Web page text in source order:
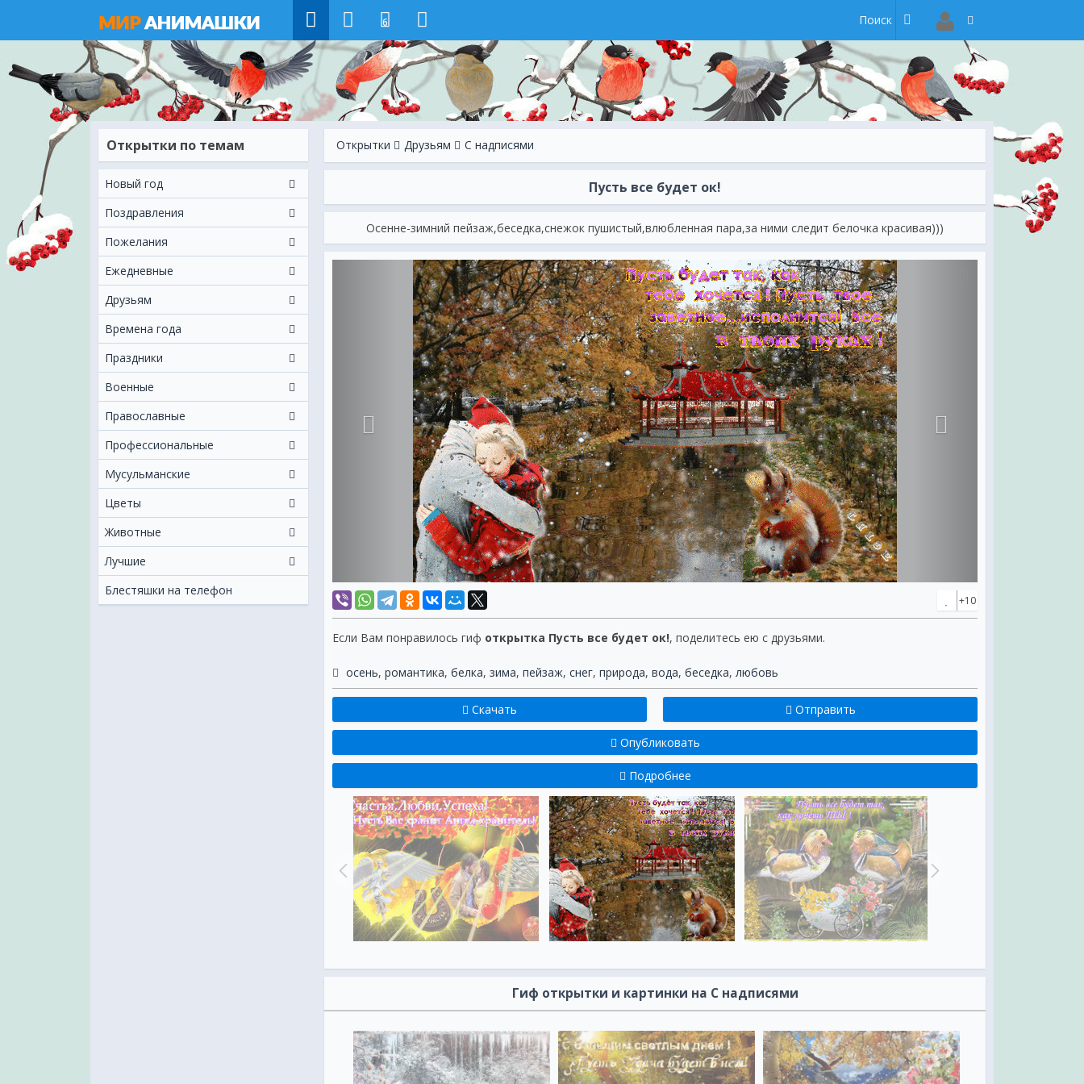
6
Открытки по темам
Новый год
Поздравления
Пожелания
Ежeдневные
Друзьям
Времена года
Праздники
Военные
Православные
Профессиональные
Мусульманские
Цветы
Животные
Лучшие
Блестяшки на телефон
Открытки Друзьям С надписями
Пусть все будет ок!
Осенне-зимний пейзаж,беседка,снежок пушистый,влюбленная пара,за ними следит белочка красивая)))
+10
Если Вам понравилось гиф открытка Пусть все будет ок!, поделитесь ею с друзьями.
осень, романтика, белка, зима, пейзаж, снег, природа, вода, беседка, любовь
Скачать Отправить
Опубликовать
Подробнее
Гиф открытки и картинки на С надписями